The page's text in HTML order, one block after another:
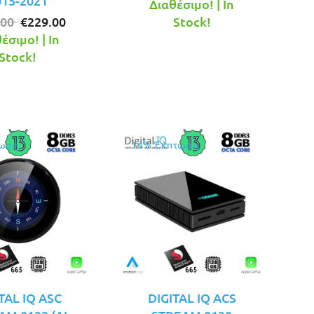
Original
price
was:
€229.00
| In
price
was:
Διαθέσιμο! | In
Stock!
IQ ASC
14% Έκπτωση
DIGITAL IQ ACS